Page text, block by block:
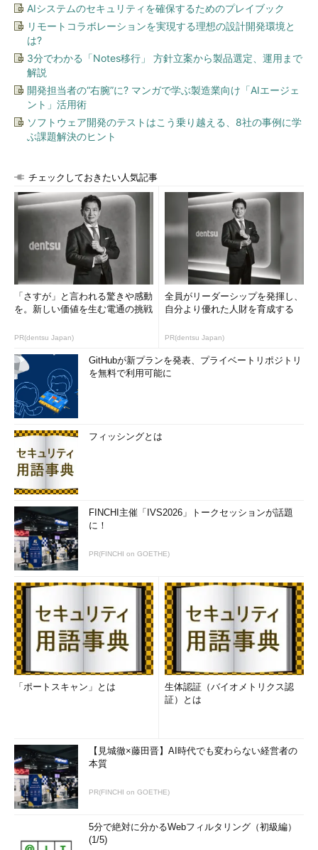
AIシステムのセキュリティを確保するためのプレイブック
リモートコラボレーションを実現する理想の設計開発環境と
は?
3分でわかる「Notes移行」 方針立案から製品選定、運用まで
解説
開発担当者の“右腕”に? マンガで学ぶ製造業向け「AIエージェ
ント」活用術
ソフトウェア開発のテストはこう乗り越える、8社の事例に学
ぶ課題解決のヒント
チェックしておきたい人気記事
「さすが」と言われる驚きや感動
を。新しい価値を生む電通の挑戦
PR(dentsu Japan)
全員がリーダーシップを発揮し、
自分より優れた人財を育成する
PR(dentsu Japan)
GitHubが新プランを発表、プライベートリポジトリ
を無料で利用可能に
フィッシングとは
FINCHI主催「IVS2026」トークセッションが話題
に！
PR(FINCHI on GOETHE)
「ポートスキャン」とは
生体認証（バイオメトリクス認
証）とは
【見城徹×藤田晋】AI時代でも変わらない経営者の
本質
PR(FINCHI on GOETHE)
5分で絶対に分かるWebフィルタリング（初級編）
(1/5)